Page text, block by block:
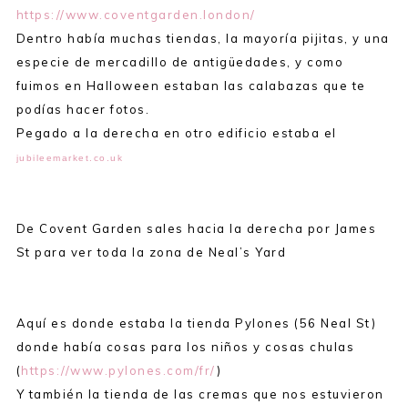
https://www.coventgarden.london/
Dentro había muchas tiendas, la mayoría pijitas, y una
especie de mercadillo de antigüedades, y como
fuimos en Halloween estaban las calabazas que te
podías hacer fotos.
Pegado a la derecha en otro edificio estaba el
jubileemarket.co.uk
De Covent Garden sales hacia la derecha por James
St para ver toda la zona de Neal’s Yard
Aquí es donde estaba la tienda Pylones (56 Neal St)
donde había cosas para los niños y cosas chulas
(https://www.pylones.com/fr/)
Y también la tienda de las cremas que nos estuvieron